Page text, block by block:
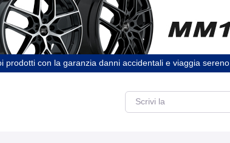
prodotti con la garanzia danni accidentali e viaggia sereno.